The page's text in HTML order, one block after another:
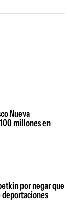
Nueva
millones en
por negar que
deportaciones